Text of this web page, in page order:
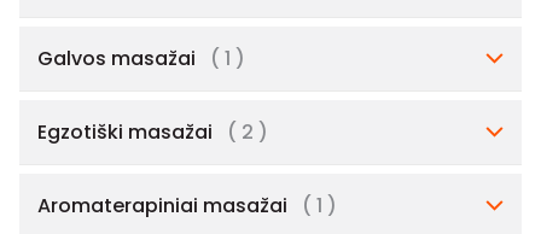
Galvos masažai ( 1 )
Egzotiški masažai ( 2 )
Aromaterapiniai masažai ( 1 )